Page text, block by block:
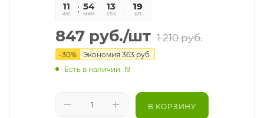
11
час
54
мин
13
сек
19
шт
847 руб./шт 1 210руб.
-30% Экономия 363 руб.
Есть в наличии: 19
В КОРЗИНУ